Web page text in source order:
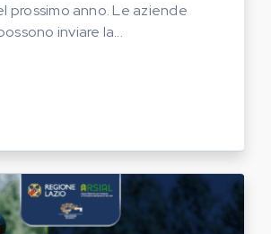
prossimo anno. Le aziende
inviare la...
LAZIO E ARSIAL HANNO